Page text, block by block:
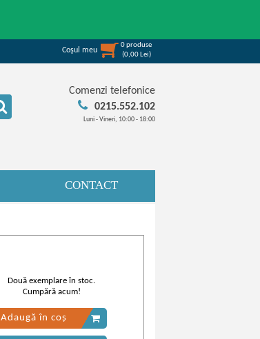
Coşul meu
0produse
(0,00 Lei)
Comenzi telefonice
0215.552.102
Luni - Vineri, 10:00 - 18:00
CONTACT
Două exemplare în stoc.
Cumpără acum!
Adaugă în coș